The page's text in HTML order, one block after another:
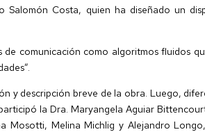
Costa, quien ha diseñado un
comunicación como algoritmos fluidos
y descripción breve de la obra. Luego,
la Dra. Maryangela Aguiar
Mosotti, Melina Michlig y Alejandro